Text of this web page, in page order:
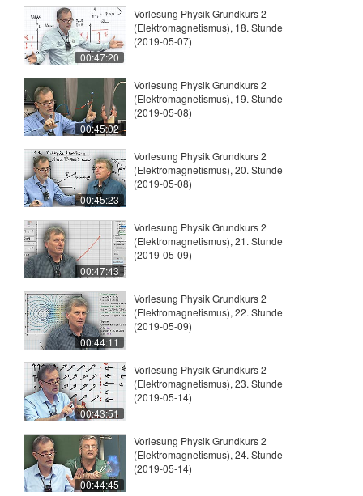
00:47:20
Vorlesung Physik Grundkurs 2
(Elektromagnetismus), 18. Stunde
(2019-05-07)
00:45:02
Vorlesung Physik Grundkurs 2
(Elektromagnetismus), 19. Stunde
(2019-05-08)
00:45:23
Vorlesung Physik Grundkurs 2
(Elektromagnetismus), 20. Stunde
(2019-05-08)
00:47:43
Vorlesung Physik Grundkurs 2
(Elektromagnetismus), 21. Stunde
(2019-05-09)
00:44:11
Vorlesung Physik Grundkurs 2
(Elektromagnetismus), 22. Stunde
(2019-05-09)
00:43:51
Vorlesung Physik Grundkurs 2
(Elektromagnetismus), 23. Stunde
(2019-05-14)
00:44:45
Vorlesung Physik Grundkurs 2
(Elektromagnetismus), 24. Stunde
(2019-05-14)